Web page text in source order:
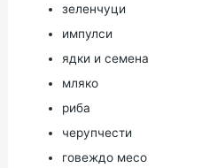
зеленчуци
импулси
ядки и семена
мляко
риба
черупчести
говеждо месо